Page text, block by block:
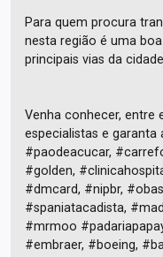
Para quem procura
nesta região é uma
principais vias da
Venha conhecer,
especialistas e garanta
#paodeacucar,
#golden,
#dmcard, #nipbr,
#spaniatacadista,
#mrmoo
#embraer, #boeing,